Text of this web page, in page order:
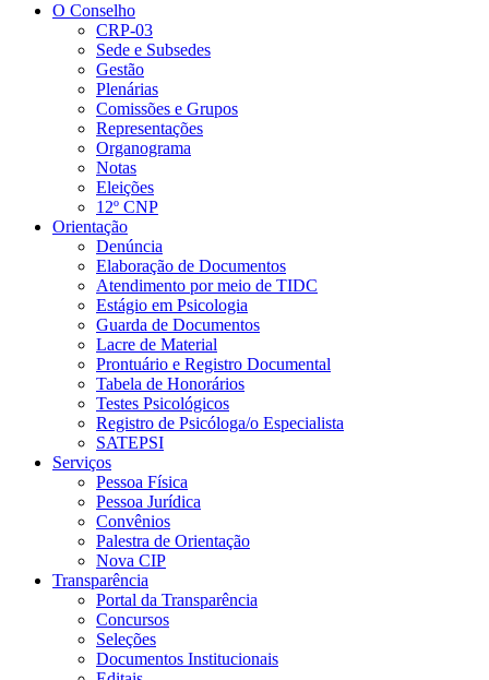
O Conselho
CRP-03
Sede e Subsedes
Gestão
Plenárias
Comissões e Grupos
Representações
Organograma
Notas
Eleições
12º CNP
Orientação
Denúncia
Elaboração de Documentos
Atendimento por meio de TIDC
Estágio em Psicologia
Guarda de Documentos
Lacre de Material
Prontuário e Registro Documental
Tabela de Honorários
Testes Psicológicos
Registro de Psicóloga/o Especialista
SATEPSI
Serviços
Pessoa Física
Pessoa Jurídica
Convênios
Palestra de Orientação
Nova CIP
Transparência
Portal da Transparência
Concursos
Seleções
Documentos Institucionais